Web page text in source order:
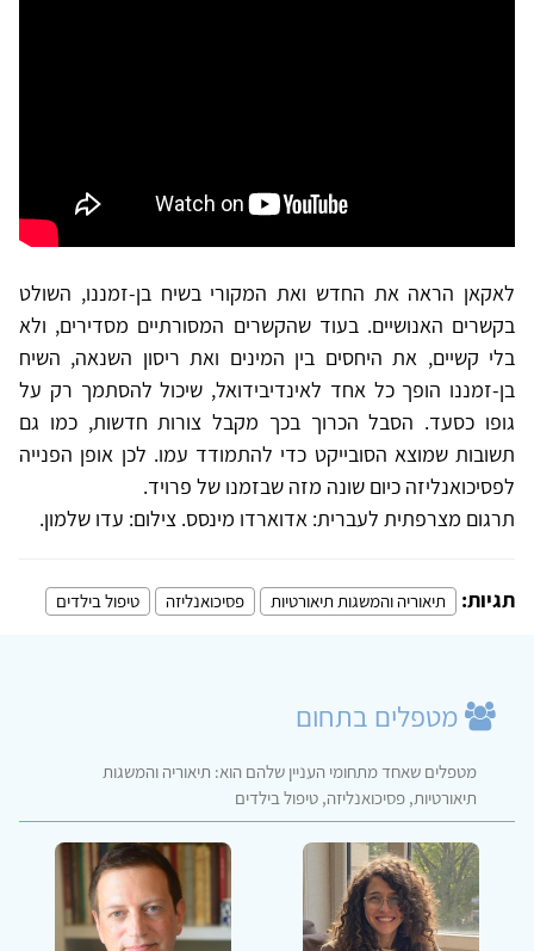
לאקאן הראה את החדש ואת המקורי בשיח בן-זמננו, השולט
בקשרים האנושיים. בעוד שהקשרים המסורתיים מסדירים, ולא
בלי קשיים, את היחסים בין המינים ואת ריסון השנאה, השיח
בן-זמננו הופך כל אחד לאינדיבידואל, שיכול להסתמך רק על
גופו כסעד. הסבל הכרוך בכך מקבל צורות חדשות, כמו גם
תשובות שמוצא הסובייקט כדי להתמודד עמו. לכן אופן הפנייה
לפסיכואנליזה כיום שונה מזה שבזמנו של פרויד.
תרגום מצרפתית לעברית: אדוארדו מינסס. צילום: עדו שלמון.
תגיות: תיאוריה והמשגות תיאורטיות פסיכואנליזה טיפול בילדים
מטפלים בתחום
מטפלים שאחד מתחומי העניין שלהם הוא: תיאוריה והמשגות
תיאורטיות, פסיכואנליזה, טיפול בילדים